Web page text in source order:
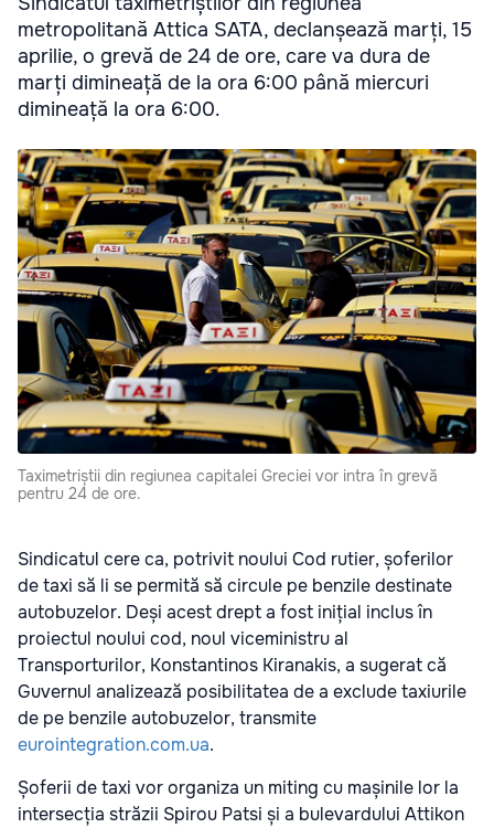
metropolitană Attica SATA, declanșează marți, 15
aprilie, o grevă de 24 de ore, care va dura de
marți dimineață de la ora 6:00 până miercuri
dimineață la ora 6:00.
Taximetriștii din regiunea capitalei Greciei vor intra în grevă
pentru 24 de ore.
Sindicatul cere ca, potrivit noului Cod rutier, șoferilor
de taxi să li se permită să circule pe benzile destinate
autobuzelor. Deși acest drept a fost inițial inclus în
proiectul noului cod, noul viceministru al
Transporturilor, Konstantinos Kiranakis, a sugerat că
Guvernul analizează posibilitatea de a exclude taxiurile
de pe benzile autobuzelor, transmite
eurointegration.com.ua.
Șoferii de taxi vor organiza un miting cu mașinile lor la
intersecția străzii Spirou Patsi și a bulevardului Attikon